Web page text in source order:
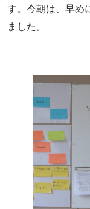
す。今朝は、早め
ました。